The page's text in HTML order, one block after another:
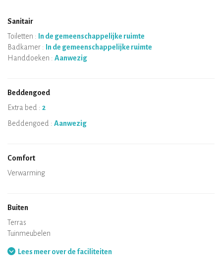
Sanitair
Toiletten :
In de gemeenschappelijke ruimte
Badkamer :
In de gemeenschappelijke ruimte
Handdoeken : Aanwezig
Beddengoed
Extra bed : 2
Beddengoed : Aanwezig
Comfort
Magnetron
Koffie apparaat
Theekoker
Fornuis
Oven
Koelkast
Servies
Vaatwasser
Baby stoel
Spa
Sauna
Tafels en stoelen
Air conditioning
Verwarming
Buiten
Terras
Tuinmeubelen
Lees meer over de faciliteiten